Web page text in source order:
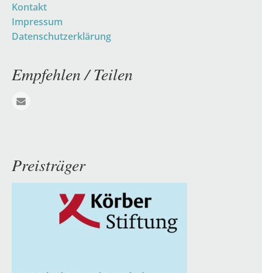
Kontakt
Impressum
Datenschutzerklärung
Empfehlen / Teilen
Preisträger